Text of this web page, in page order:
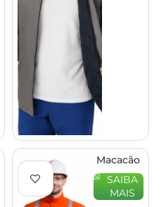
Macacão
FR NR10
Eletricista
– EQPRO
SAIBA
MAIS